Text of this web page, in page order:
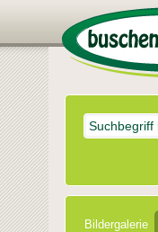
Bildergalerie